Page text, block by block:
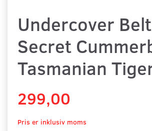
Undercover
Secret
Tasmanian
299,00
Pris er inklusiv moms